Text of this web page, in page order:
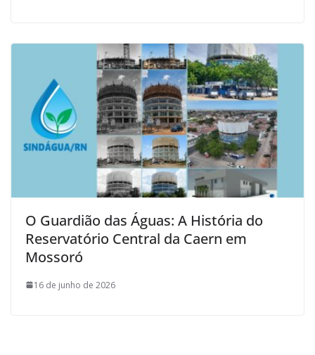
O Guardião das Águas: A História do
Reservatório Central da Caern em
Mossoró
16 de junho de 2026